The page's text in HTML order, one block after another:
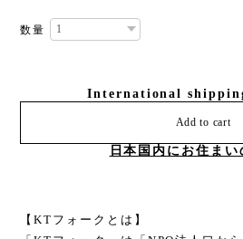
数量
International
Add to cart
日本国内にお住まい
【KTフォークとは】